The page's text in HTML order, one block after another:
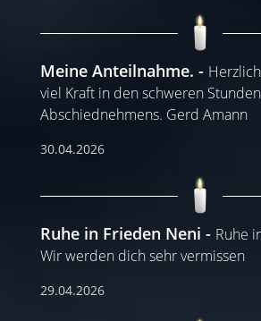
Meine Anteilnahme.
viel Kraft in den schweren
Abschiednehmens. Gerd Amann
30.04.2026
Ruhe in Frieden Neni
Ruhe
Wir werden dich sehr vermissen
29.04.2026